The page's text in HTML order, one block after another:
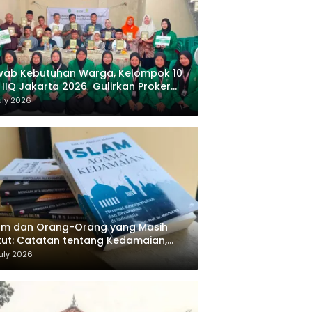
Kebutuhan Warga, Kelompok 10
IIQ Jakarta 2026 Gulirkan Proker
Al-Qur’an di Sukamanah
2026
dan Orang-Orang yang Masih
Catatan tentang Kedamaian,
dan Negara dalam
Masykuri Abdillah
2026